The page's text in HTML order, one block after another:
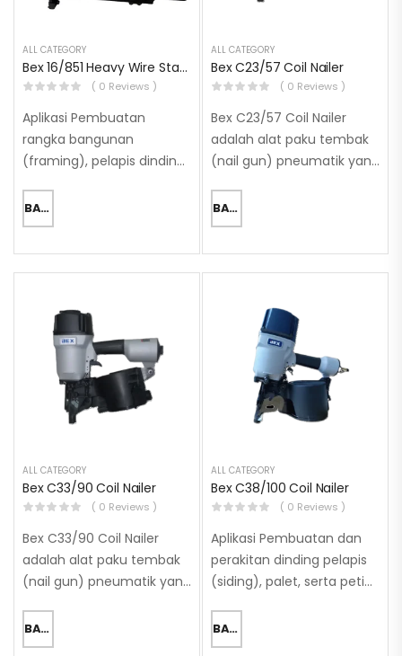
ALL CATEGORY
Bex 16/851 Heavy Wire Stapler
( 0 Reviews )
Aplikasi Pembuatan
rangka bangunan
(framing), pelapis dinding
dan lantai dasar
(subflooring) Rangka pintu
kotak, peti kayu, palet, dan
Pelapis atap kayu…
BACA SELENGKAPNYA
ALL CATEGORY
Bex C23/57 Coil Nailer
( 0 Reviews )
Bex C23/57 Coil Nailer
adalah alat paku tembak
(nail gun) pneumatik yang
dirancang khusus untuk
pekerjaan perakitan palet,
C23/57 menunjukkan
menggunakan…
BACA SELENGKAPNYA
ALL CATEGORY
Bex C33/90 Coil Nailer
( 0 Reviews )
Bex C33/90 Coil Nailer
adalah alat paku tembak
(nail gun) pneumatik yang
heavy-duty dan konstruksi
berat. Alat ini memiliki
BACA SELENGKAPNYA
ALL CATEGORY
Bex C38/100 Coil Nailer
( 0 Reviews )
Aplikasi Pembuatan dan
perakitan dinding pelapis
(siding), palet, serta peti
atap (trusses) dan
pelapisnya (sheathing)
BACA SELENGKAPNYA